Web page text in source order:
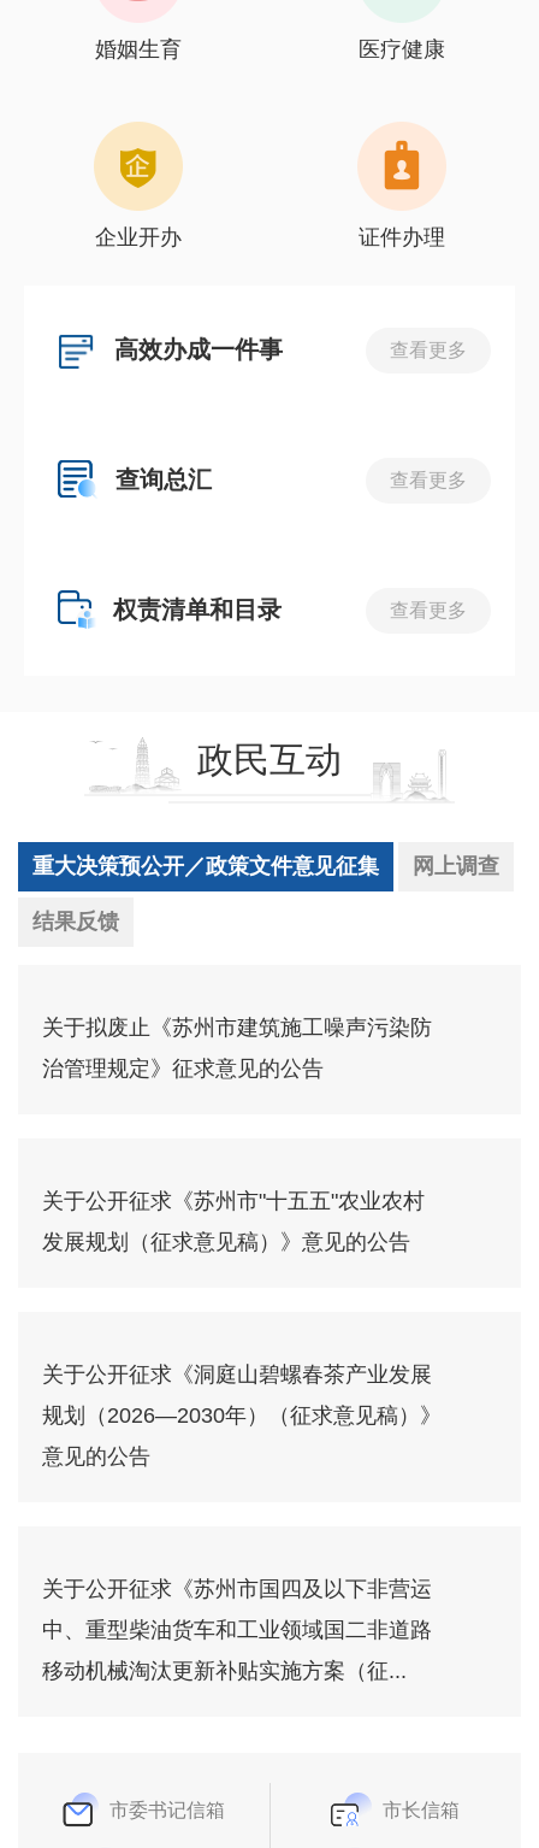
婚姻生育 医疗健康
企业开办 证件办理
高效办成一件事 查看更多
查询总汇 查看更多
权责清单和目录 查看更多
政民互动
重大决策预公开／政策文件意见征集 网上调查
结果反馈
关于拟废止《苏州市建筑施工噪声污染防
治管理规定》征求意见的公告
关于公开征求《苏州市"十五五"农业农村
发展规划（征求意见稿）》意见的公告
关于公开征求《洞庭山碧螺春茶产业发展
规划（2026—2030年）（征求意见稿）》
意见的公告
关于公开征求《苏州市国四及以下非营运
中、重型柴油货车和工业领域国二非道路
移动机械淘汰更新补贴实施方案（征...
市委书记信箱 市长信箱